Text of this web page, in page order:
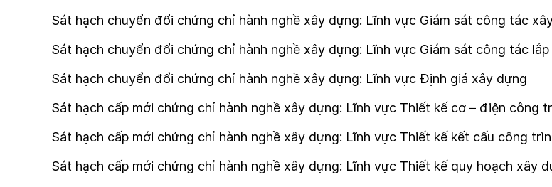
Sát hạch chuyển đổi chứng chỉ hành nghề xây dựng: Lĩnh vực Giám sát công tác
Sát hạch chuyển đổi chứng chỉ hành nghề xây dựng: Lĩnh vực Giám sát công tác
Sát hạch chuyển đổi chứng chỉ hành nghề xây dựng: Lĩnh vực Định giá xây dựng
Sát hạch cấp mới chứng chỉ hành nghề xây dựng: Lĩnh vực Thiết kế cơ – điện
Sát hạch cấp mới chứng chỉ hành nghề xây dựng: Lĩnh vực Thiết kế kết cấu công
Sát hạch cấp mới chứng chỉ hành nghề xây dựng: Lĩnh vực Thiết kế quy hoạch xây